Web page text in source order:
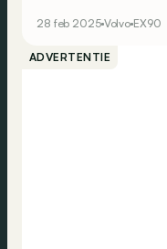
28 feb 2025 Volvo EX90
ADVERTENTIE